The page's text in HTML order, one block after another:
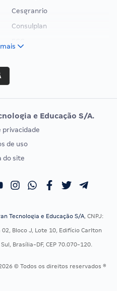
Cesgranrio
Consulplan
Vunesp
EXAME DE ORDEM
Calendário OAB
e Educação S/A.
privacidade
de uso
do site
Tecnologia e Educação S/A, CNPJ:
Bloco J, Lote 10, Edifício Carlton
Brasília-DF, CEP 70.070-120.
© Todos os direitos reservados ®